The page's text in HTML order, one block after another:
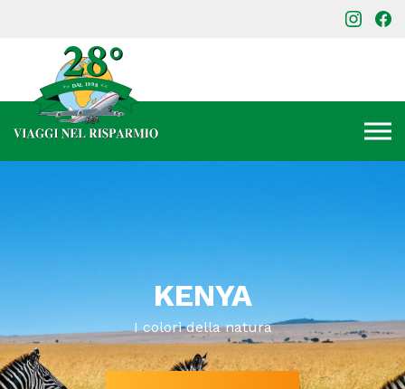
KENYA
I colori della natura